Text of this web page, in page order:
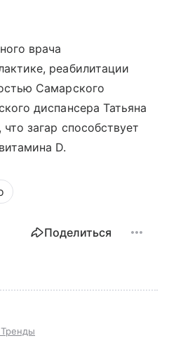
врача
реабилитации
Самарского
диспансера Татьяна
загар способствует
D.
Поделиться